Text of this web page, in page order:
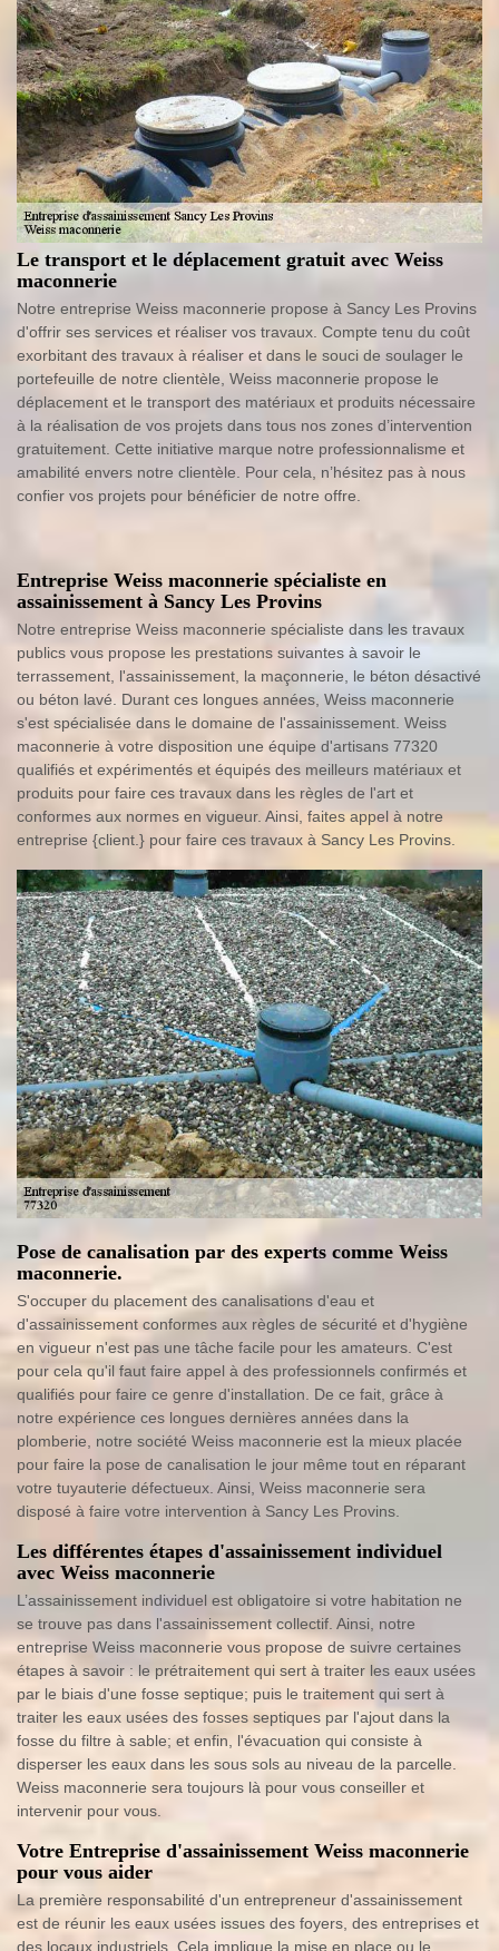
Le transport et le déplacement gratuit avec Weiss
maconnerie
Notre entreprise Weiss maconnerie propose à Sancy Les Provins
d'offrir ses services et réaliser vos travaux. Compte tenu du coût
exorbitant des travaux à réaliser et dans le souci de soulager le
portefeuille de notre clientèle, Weiss maconnerie propose le
déplacement et le transport des matériaux et produits nécessaire
à la réalisation de vos projets dans tous nos zones d’intervention
gratuitement. Cette initiative marque notre professionnalisme et
amabilité envers notre clientèle. Pour cela, n’hésitez pas à nous
confier vos projets pour bénéficier de notre offre.
Entreprise Weiss maconnerie spécialiste en
assainissement à Sancy Les Provins
Notre entreprise Weiss maconnerie spécialiste dans les travaux
publics vous propose les prestations suivantes à savoir le
terrassement, l'assainissement, la maçonnerie, le béton désactivé
ou béton lavé. Durant ces longues années, Weiss maconnerie
s'est spécialisée dans le domaine de l'assainissement. Weiss
maconnerie à votre disposition une équipe d'artisans 77320
qualifiés et expérimentés et équipés des meilleurs matériaux et
produits pour faire ces travaux dans les règles de l'art et
conformes aux normes en vigueur. Ainsi, faites appel à notre
entreprise {client.} pour faire ces travaux à Sancy Les Provins.
Pose de canalisation par des experts comme Weiss
maconnerie.
S'occuper du placement des canalisations d'eau et
d'assainissement conformes aux règles de sécurité et d'hygiène
en vigueur n'est pas une tâche facile pour les amateurs. C'est
pour cela qu'il faut faire appel à des professionnels confirmés et
qualifiés pour faire ce genre d'installation. De ce fait, grâce à
notre expérience ces longues dernières années dans la
plomberie, notre société Weiss maconnerie est la mieux placée
pour faire la pose de canalisation le jour même tout en réparant
votre tuyauterie défectueux. Ainsi, Weiss maconnerie sera
disposé à faire votre intervention à Sancy Les Provins.
Les différentes étapes d'assainissement individuel
avec Weiss maconnerie
L’assainissement individuel est obligatoire si votre habitation ne
se trouve pas dans l'assainissement collectif. Ainsi, notre
entreprise Weiss maconnerie vous propose de suivre certaines
étapes à savoir : le prétraitement qui sert à traiter les eaux usées
par le biais d'une fosse septique; puis le traitement qui sert à
traiter les eaux usées des fosses septiques par l'ajout dans la
fosse du filtre à sable; et enfin, l'évacuation qui consiste à
disperser les eaux dans les sous sols au niveau de la parcelle.
Weiss maconnerie sera toujours là pour vous conseiller et
intervenir pour vous.
Votre Entreprise d'assainissement Weiss maconnerie
pour vous aider
La première responsabilité d'un entrepreneur d'assainissement
est de réunir les eaux usées issues des foyers, des entreprises et
des locaux industriels. Cela implique la mise en place ou le